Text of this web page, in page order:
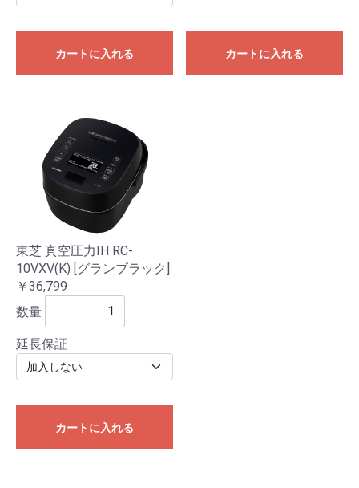
カートに入れる カートに入れる
東芝 真空圧力IH RC-
10VXV(K) [グランブラック]
￥36,799
数量
延長保証
カートに入れる